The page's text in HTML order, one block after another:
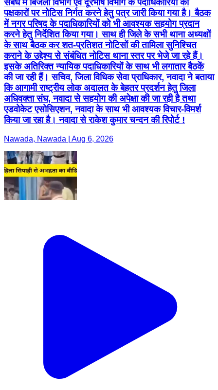
संबंध में बिजली विभाग एवं दूरभाष विभाग के पदाधिकारियों को
पक्षकारों पर नोटिस निर्गत करने हेतु पत्र जारी किया गया है। बैठक
में नगर परिषद के पदाधिकारियों को भी आवश्यक सहयोग प्रदान
करने हेतु निर्देशित किया गया। साथ ही जिले के सभी थाना अध्यक्षों
के साथ बैठक कर शत-प्रतिशत नोटिसों की तामिला सुनिश्चित
कराने के उद्देश्य से संबंधित नोटिस थाना स्तर पर भेजे जा रहे हैं।
इसके अतिरिक्त न्यायिक पदाधिकारियों के साथ भी लगातार बैठकें
की जा रही हैं। सचिव, जिला विधिक सेवा प्राधिकार, नवादा ने बताया
कि आगामी राष्ट्रीय लोक अदालत के बेहतर प्रदर्शन हेतु जिला
अधिवक्ता संघ, नवादा से सहयोग की अपेक्षा की जा रही है तथा
एडवोकेट एसोसिएशन, नवादा के साथ भी आवश्यक विचार-विमर्श
किया जा रहा है। नवादा से राकेश कुमार चन्दन की रिपोर्ट !
Nawada, Nawada | Aug 6, 2026